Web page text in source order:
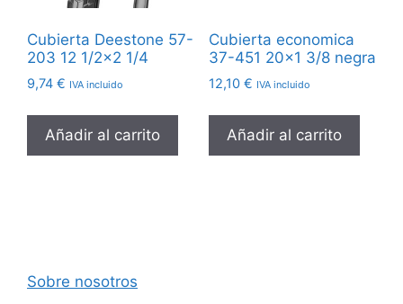
Cubierta Deestone 57-
203 12 1/2×2 1/4
9,74 € IVA incluido
Añadir al carrito
Cubierta economica
37-451 20×1 3/8 negra
12,10 € IVA incluido
Añadir al carrito
Sobre nosotros